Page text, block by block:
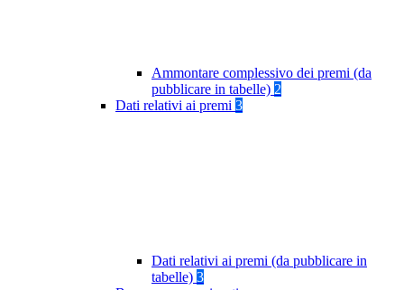
Ammontare complessivo dei premi (da
pubblicare in tabelle) 2
Dati relativi ai premi 3
Dati relativi ai premi (da pubblicare in
tabelle) 3